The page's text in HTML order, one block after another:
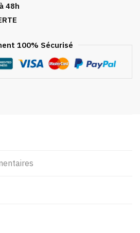
48h
100% Sécurisé